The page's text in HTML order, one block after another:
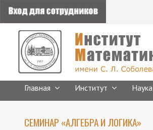
Главная Институт Наука
СЕМИНАР «АЛГЕБРА И ЛОГИКА»